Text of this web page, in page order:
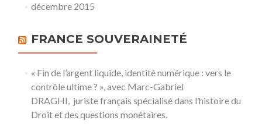
décembre 2015
FRANCE SOUVERAINETÉ
« Fin de l’argent liquide, identité numérique : vers le
contrôle ultime ? », avec Marc-Gabriel
DRAGHI, juriste français spécialisé dans l’histoire du
Droit et des questions monétaires.